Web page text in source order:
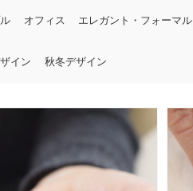
オフィス エレガント・フォーマル
イン 秋冬デザイン